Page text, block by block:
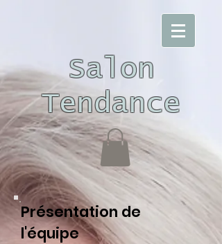
Salon
Tendance
Présentation de
l'équipe